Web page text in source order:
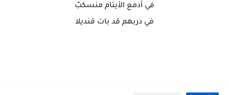
في أدمع الأيتام منسكبٌ
في دربهم قد بات قنديلا